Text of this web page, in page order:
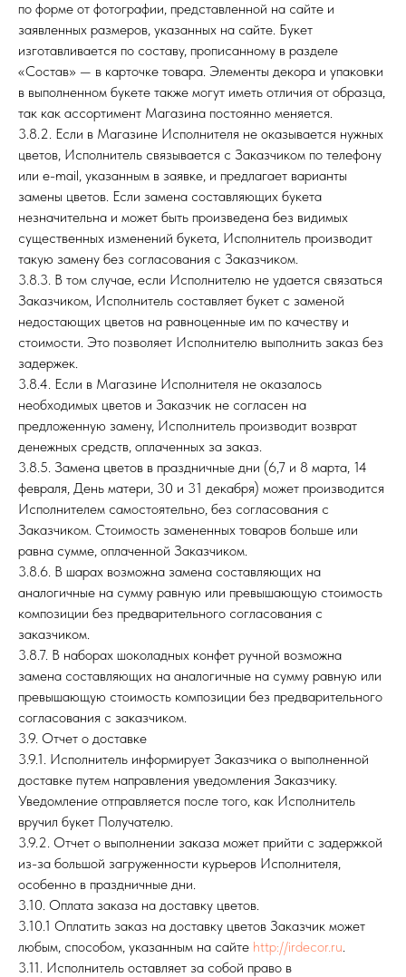
по форме от фотографии, представленной на сайте и
заявленных размеров, указанных на сайте. Букет
изготавливается по составу, прописанному в разделе
«Состав» — в карточке товара. Элементы декора и упаковки
в выполненном букете также могут иметь отличия от образца,
так как ассортимент Магазина постоянно меняется.
3.8.2. Если в Магазине Исполнителя не оказывается нужных
цветов, Исполнитель связывается с Заказчиком по телефону
или e-mail, указанным в заявке, и предлагает варианты
замены цветов. Если замена составляющих букета
незначительна и может быть произведена без видимых
существенных изменений букета, Исполнитель производит
такую замену без согласования с Заказчиком.
3.8.3. В том случае, если Исполнителю не удается связаться
Заказчиком, Исполнитель составляет букет с заменой
недостающих цветов на равноценные им по качеству и
стоимости. Это позволяет Исполнителю выполнить заказ без
задержек.
3.8.4. Если в Магазине Исполнителя не оказалось
необходимых цветов и Заказчик не согласен на
предложенную замену, Исполнитель производит возврат
денежных средств, оплаченных за заказ.
3.8.5. Замена цветов в праздничные дни (6,7 и 8 марта, 14
февраля, День матери, 30 и 31 декабря) может производится
Исполнителем самостоятельно, без согласования с
Заказчиком. Стоимость замененных товаров больше или
равна сумме, оплаченной Заказчиком.
3.8.6. В шарах возможна замена составляющих на
аналогичные на сумму равную или превышающую стоимость
композиции без предварительного согласования с
заказчиком.
3.8.7. В наборах шоколадных конфет ручной возможна
замена составляющих на аналогичные на сумму равную или
превышающую стоимость композиции без предварительного
согласования с заказчиком.
3.9. Отчет о доставке
3.9.1. Исполнитель информирует Заказчика о выполненной
доставке путем направления уведомления Заказчику.
Уведомление отправляется после того, как Исполнитель
вручил букет Получателю.
3.9.2. Отчет о выполнении заказа может прийти с задержкой
из-за большой загруженности курьеров Исполнителя,
особенно в праздничные дни.
3.10. Оплата заказа на доставку цветов.
3.10.1 Оплатить заказ на доставку цветов Заказчик может
любым, способом, указанным на сайте http://irdecor.ru.
3.11. Исполнитель оставляет за собой право в